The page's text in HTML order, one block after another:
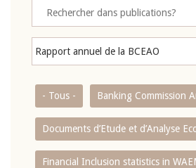
- Tous - Banking Commission
Documents d’Etude et d’Analyse
Financial Inclusion statistics in